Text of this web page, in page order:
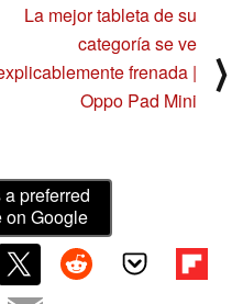
La mejor tableta de su
categoría se ve
frenada |
Oppo Pad Mini
⟩
preferred
on Google